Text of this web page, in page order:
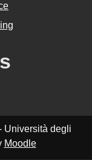
Università degli
Moodle